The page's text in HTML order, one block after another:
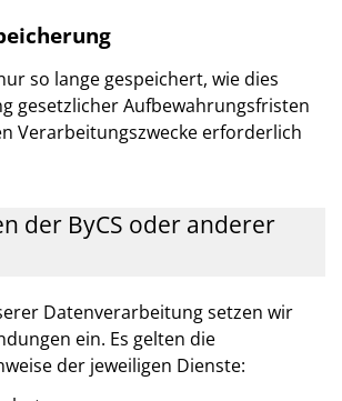
so lange gespeichert, wie dies
gesetzlicher Aufbewahrungsfristen
Verarbeitungszwecke erforderlich
der ByCS oder anderer
Datenverarbeitung setzen wir
ein. Es gelten die
der jeweiligen Dienste: